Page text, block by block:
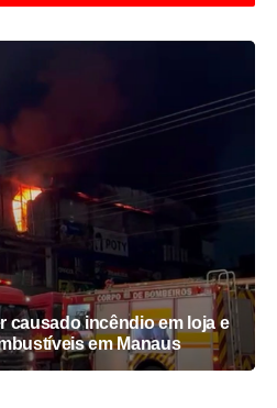
causado incêndio em loja e
em Manaus